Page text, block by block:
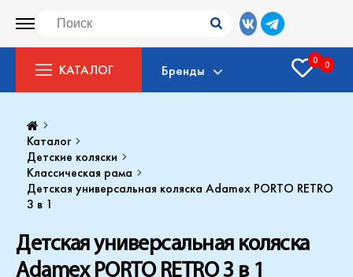
КАТАЛОГ Бренды
0 0
Каталог
Детские коляски
Классическая рама
Детская универсальная коляска Adamex PORTO RETRO
3 в 1
Детская универсальная коляска
Adamex PORTO RETRO 3 в 1